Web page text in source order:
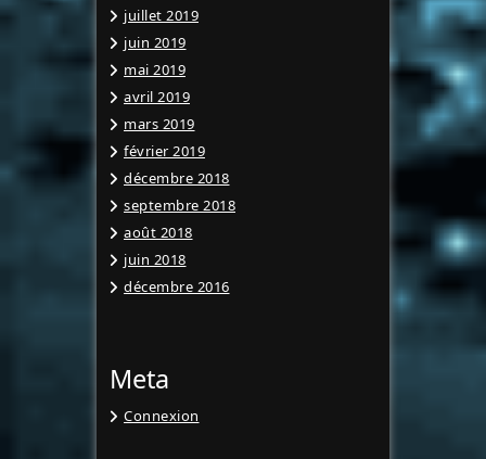
juillet 2019
juin 2019
mai 2019
avril 2019
mars 2019
février 2019
décembre 2018
septembre 2018
août 2018
juin 2018
décembre 2016
Meta
Connexion